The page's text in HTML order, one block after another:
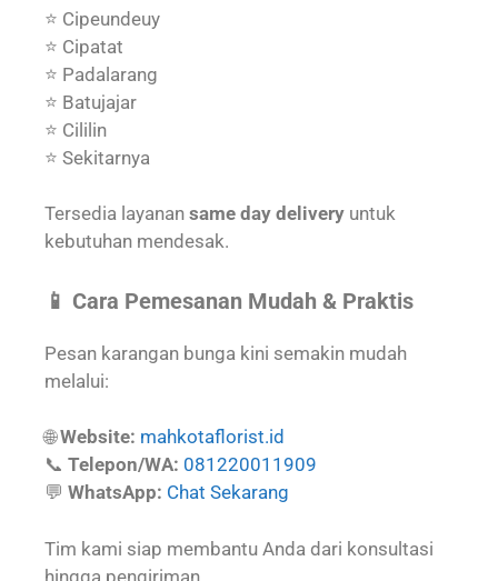
⭐ Cipeundeuy
⭐ Cipatat
⭐ Padalarang
⭐ Batujajar
⭐ Cililin
⭐ Sekitarnya
Tersedia layanan same day delivery untuk
kebutuhan mendesak.
📱 Cara Pemesanan Mudah & Praktis
Pesan karangan bunga kini semakin mudah
melalui:
🌐Website: mahkotaflorist.id
📞 Telepon/WA: 081220011909
💬 WhatsApp: Chat Sekarang
Tim kami siap membantu Anda dari konsultasi
hingga pengiriman.